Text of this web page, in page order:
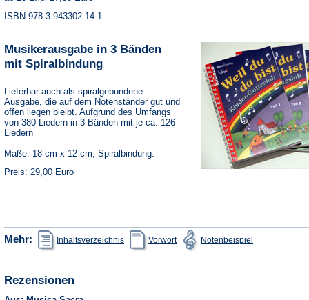
ISBN 978-3-943302-14-1
Musikerausgabe in 3 Bänden
mit Spiralbindung
Lieferbar auch als spiralgebundene
Ausgabe, die auf dem Notenständer gut und
offen liegen bleibt. Aufgrund des Umfangs
von 380 Liedern in 3 Bänden mit je ca. 126
Liedern
Maße: 18 cm x 12 cm, Spiralbindung.
Preis: 29,00 Euro
Mehr: Inhaltsverzeichnis
(Öffnet
in
einem
Vorwort
(Öffnet
in
einem
Notenbeispiel in
einem
Rezensionen